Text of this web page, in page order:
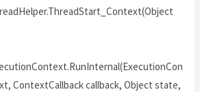
ContextCallback callback, Object state,